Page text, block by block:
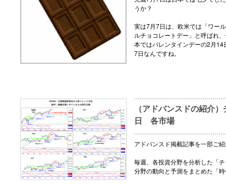
うか？
実は7月7日は、欧米では「ワー
ルチョコレートデー」と呼ばれ
本ではバレンタインデーの2月
7日なんですね。
（アドバンスドの紹介
日 各市場
アドバンスド掲載記事を一部ご
毎週、各投資分野を分析した「
分野の動向と予測をまとめた「